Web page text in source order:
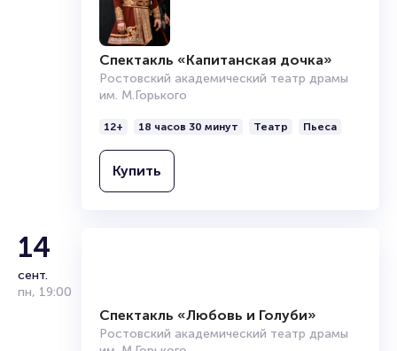
Организаторам
Спектакль «Капитанская дочка»
Ростовский академический театр драмы
им. М.Горького
12+ 18 часов 30 минут Театр Пьеса
Купить
14
сент.
пн, 19:00